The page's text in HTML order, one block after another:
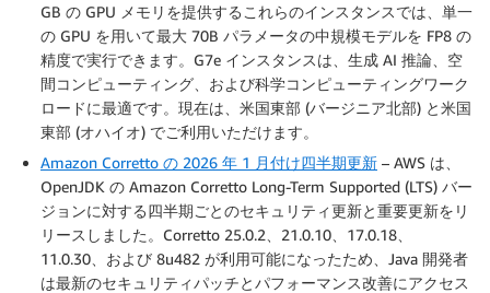
GB の GPU メモリを提供するこれらのインスタンスでは、単一
の GPU を用いて最大 70B パラメータの中規模モデルを FP8 の
精度で実行できます。G7e インスタンスは、生成 AI 推論、空
間コンピューティング、および科学コンピューティングワーク
ロードに最適です。現在は、米国東部 (バージニア北部) と米国
東部 (オハイオ) でご利用いただけます。
Amazon Corretto の 2026 年 1 月付け四半期更新 – AWS は、
OpenJDK の Amazon Corretto Long-Term Supported (LTS) バー
ジョンに対する四半期ごとのセキュリティ更新と重要更新をリ
リースしました。Corretto 25.0.2、21.0.10、17.0.18、
11.0.30、および 8u482 が利用可能になったため、Java 開発者
は最新のセキュリティパッチとパフォーマンス改善にアクセス